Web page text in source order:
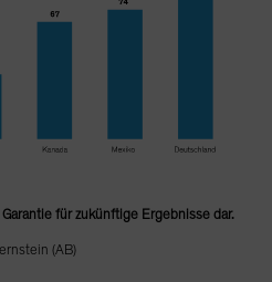
für zukünftige Ergebnisse dar.
(AB)